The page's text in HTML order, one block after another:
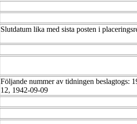
Slutdatum lika med sista posten i
Följande nummer av tidningen beslagtogs:
12, 1942-09-09